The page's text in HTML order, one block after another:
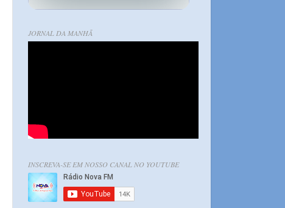
JORNAL DA MANHÃ
INSCREVA-SE EM NOSSO CANAL NO YOUTUBE